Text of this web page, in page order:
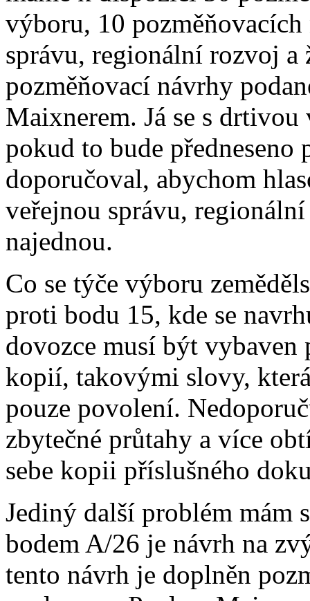
výboru, 10
správu, regionální rozvoj
pozměňovací návrhy
Maixnerem. Já se s
pokud to bude předneseno
doporučoval, abychom
veřejnou správu,
najednou.
Co se týče výboru
proti bodu 15, kde se
dovozce musí být
kopií, takovými slovy,
pouze povolení.
zbytečné průtahy a více
sebe kopii příslušného
Jediný další problém mám
bodem A/26 je návrh na
tento návrh je doplněn